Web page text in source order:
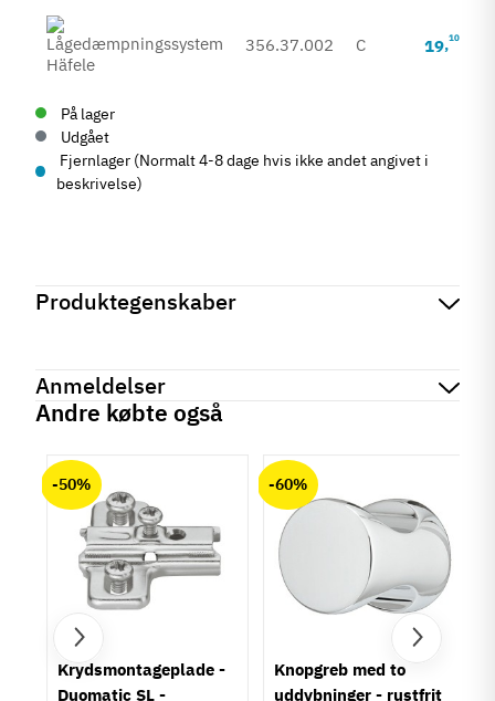
356.37.002 C 19,10
På lager
Udgået
Fjernlager (Normalt 4-8 dage hvis ikke andet angivet i
beskrivelse)
Produktegenskaber
På lager8 Varer
Produktinformation
Anvendelse
Lågedæmper
TilstandNy
Anmeldelser
Andre købte også
-50%
Krydsmontageplade -
Duomatic SL -
-60%
Knopgreb med to
uddybninger - rustfrit